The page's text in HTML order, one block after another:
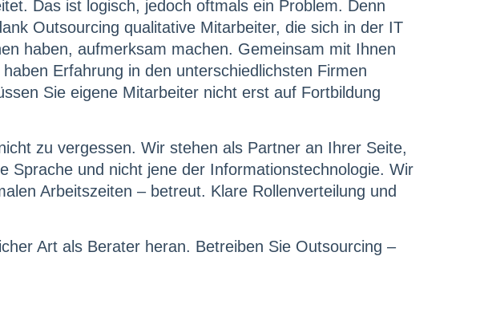
Das ist logisch, jedoch oftmals ein Problem. Denn
Outsourcing qualitative Mitarbeiter, die sich in der IT
haben, aufmerksam machen. Gemeinsam mit Ihnen
Erfahrung in den unterschiedlichsten Firmen
Sie eigene Mitarbeiter nicht erst auf Fortbildung
zu vergessen. Wir stehen als Partner an Ihrer Seite,
Sprache und nicht jene der Informationstechnologie. Wir
Arbeitszeiten – betreut. Klare Rollenverteilung und
Art als Berater heran. Betreiben Sie Outsourcing –